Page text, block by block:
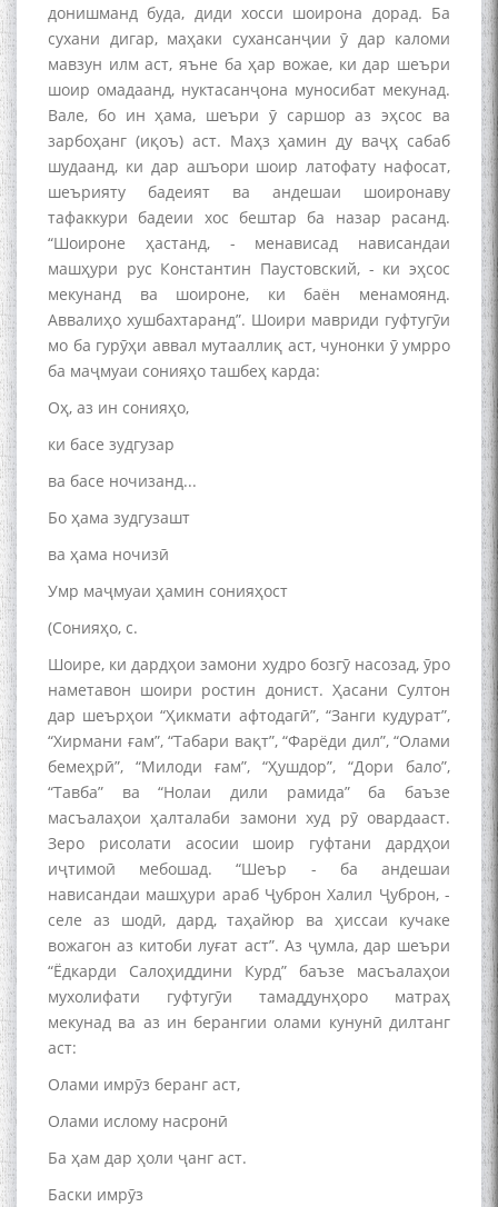
донишманд буда, диди хосси шоирона дорад. Ба
сухани дигар, маҳаки сухансанҷии ӯ дар каломи
мавзун илм аст, яъне ба ҳар вожае, ки дар шеъри
шоир омадаанд, нуктасанҷона муносибат мекунад.
Вале, бо ин ҳама, шеъри ӯ саршор аз эҳсос ва
зарбоҳанг (иқоъ) аст. Маҳз ҳамин ду ваҷҳ сабаб
шудаанд, ки дар ашъори шоир латофату нафосат,
шеърияту бадеият ва андешаи шоиронаву
тафаккури бадеии хос бештар ба назар расанд.
“Шоироне ҳастанд, - менависад нависандаи
машҳури рус Константин Паустовский, - ки эҳсос
мекунанд ва шоироне, ки баён менамоянд.
Аввалиҳо хушбахтаранд”. Шоири мавриди гуфтугӯи
мо ба гурӯҳи аввал мутааллиқ аст, чунонки ӯ умрро
ба маҷмуаи сонияҳо ташбеҳ карда:
Оҳ, аз ин сонияҳо,
ки басе зудгузар
ва басе ночизанд...
Бо ҳама зудгузашт
ва ҳама ночизӣ
Умр маҷмуаи ҳамин сонияҳост
(Сонияҳо, с.
Шоире, ки дардҳои замони худро бозгӯ насозад, ӯро
наметавон шоири ростин донист. Ҳасани Султон
дар шеърҳои “Ҳикмати афтодагӣ”, “Занги кудурат”,
“Хирмани ғам”, “Табари вақт”, “Фарёди дил”, “Олами
бемеҳрӣ”, “Милоди ғам”, “Ҳушдор”, “Дори бало”,
“Тавба” ва “Нолаи дили рамида” ба баъзе
масъалаҳои ҳалталаби замони худ рӯ овардааст.
Зеро рисолати асосии шоир гуфтани дардҳои
иҷтимоӣ мебошад. “Шеър - ба андешаи
нависандаи машҳури араб Ҷуброн Халил Ҷуброн, -
селе аз шодӣ, дард, таҳайюр ва ҳиссаи кучаке
вожагон аз китоби луғат аст”. Аз ҷумла, дар шеъри
“Ёдкарди Салоҳиддини Курд” баъзе масъалаҳои
мухолифати гуфтугӯи тамаддунҳоро матраҳ
мекунад ва аз ин берангии олами кунунӣ дилтанг
аст:
Олами имрӯз беранг аст,
Олами ислому насронӣ
Ба ҳам дар ҳоли ҷанг аст.
Баски имрӯз
БА МУНОСИБАТИ
БУЗУРГДОШТИ РӮЗИ РӮДАКӢ
Дар Академияи миллии
илмҳои Тоҷикистон бахшида
адабиётшинос Соҳиб
Табаров ҳамоиши илмӣ-
МАВЛОНО ҶАЛОЛИДДИНИ
БАЛХӢ БУЗУРГТАРИН
МУТАФАККИР ВА ОРИФИ
ЗАБОНУ АДАБИ ТОҶИК
به عبارت دیگر: گفتگو با مومن
قناعت Mumin Qanoat
Муъмин Қаноат\Meeting of
young talents with Mumyin